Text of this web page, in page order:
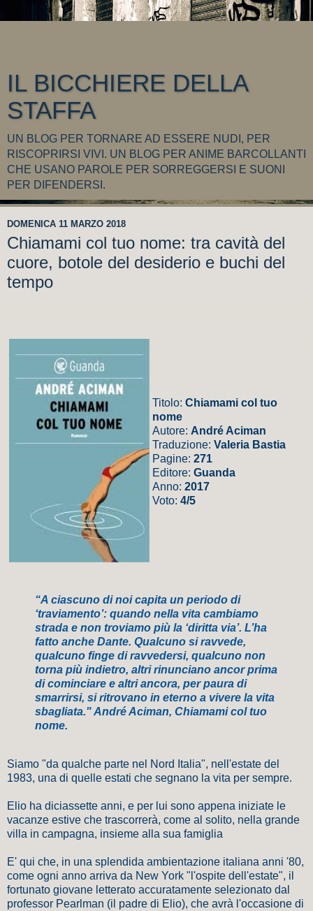
IL BICCHIERE DELLA
STAFFA
UN BLOG PER TORNARE AD ESSERE NUDI, PER
RISCOPRIRSI VIVI. UN BLOG PER ANIME BARCOLLANTI
CHE USANO PAROLE PER SORREGGERSI E SUONI
PER DIFENDERSI.
DOMENICA 11 MARZO 2018
Chiamami col tuo nome: tra cavità del
cuore, botole del desiderio e buchi del
tempo
Titolo: Chiamami col tuo
nome
Autore: André Aciman
Traduzione: Valeria Bastia
Pagine: 271
Editore: Guanda
Anno: 2017
Voto: 4/5
“A ciascuno di noi capita un periodo di
‘traviamento’: quando nella vita cambiamo
strada e non troviamo più la ‘diritta via’. L’ha
fatto anche Dante. Qualcuno si ravvede,
qualcuno finge di ravvedersi, qualcuno non
torna più indietro, altri rinunciano ancor prima
di cominciare e altri ancora, per paura di
smarrirsi, si ritrovano in eterno a vivere la vita
sbagliata." André Aciman, Chiamami col tuo
nome.
Siamo "da qualche parte nel Nord Italia", nell'estate del
1983, una di quelle estati che segnano la vita per sempre.
Elio ha diciassette anni, e per lui sono appena iniziate le
vacanze estive che trascorrerà, come al solito, nella grande
villa in campagna, insieme alla sua famiglia
E' qui che, in una splendida ambientazione italiana anni '80,
come ogni anno arriva da New York "l'ospite dell'estate", il
fortunato giovane letterato accuratamente selezionato dal
professor Pearlman (il padre di Elio), che avrà l'occasione di